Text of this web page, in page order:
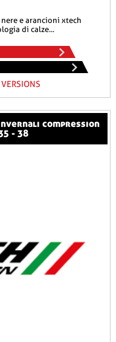
di calze...
- 38